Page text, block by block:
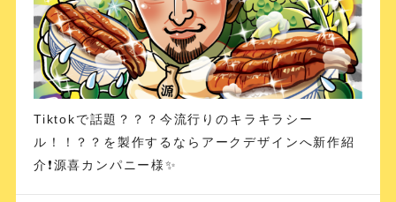
Tiktokで話題？？？今流行りのキラキラシー
ル！！？？を製作するならアークデザインへ新作紹
介❗️源喜カンパニー様✨